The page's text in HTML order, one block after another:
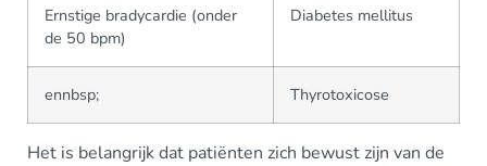
Ernstige bradycardie (onder
de 50 bpm)
Diabetes mellitus
ennbsp; Thyrotoxicose
Het is belangrijk dat patiënten zich bewust zijn van de